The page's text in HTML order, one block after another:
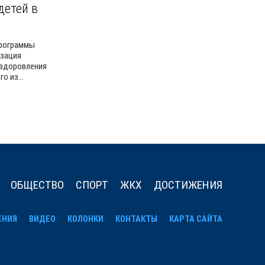
в
из...
ДОСТИЖЕНИЯ
ЖКХ
СПОРТ
ОБЩЕСТВО
ВИДЕО КОЛОНКИ КОНТАКТЫ КАРТА САЙТА